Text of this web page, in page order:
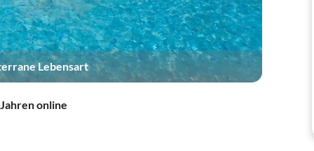
Lebensart
online